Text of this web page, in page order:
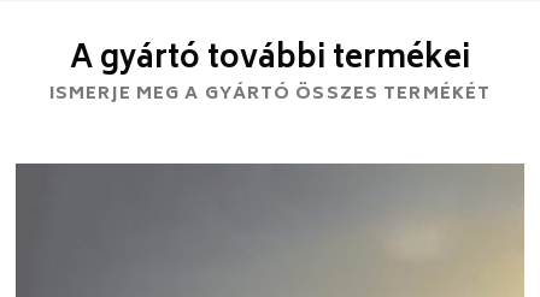
A gyártó további termékei
ISMERJE MEG A GYÁRTÓ ÖSSZES TERMÉKÉT